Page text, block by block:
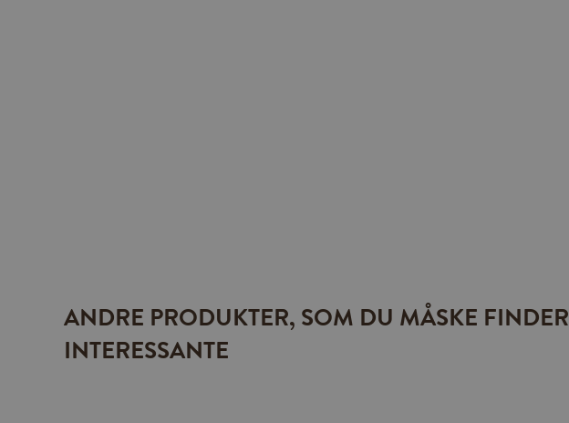
ANDRE PRODUKTER, SOM DU MÅSKE FINDER
INTERESSANTE